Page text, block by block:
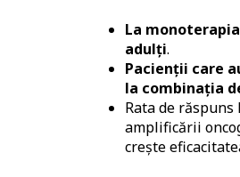
La
adulți.
Pacienții care
la combinația
Rata de
amplificării
creşte